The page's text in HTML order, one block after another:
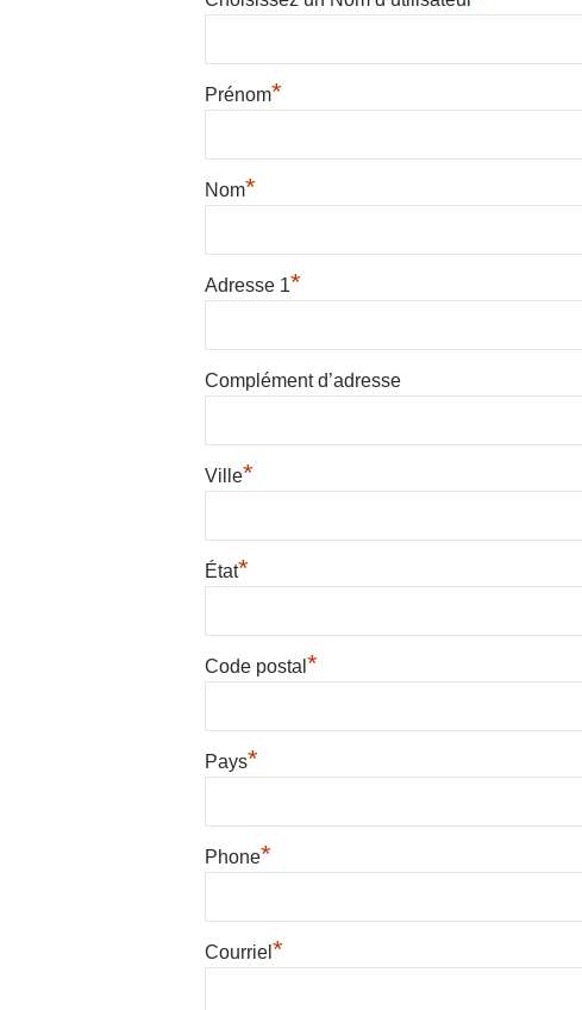
Prénom*
Nom*
Adresse 1*
Complément d’adresse
Ville*
État*
Code postal *
Pays*
Phone*
Courriel *